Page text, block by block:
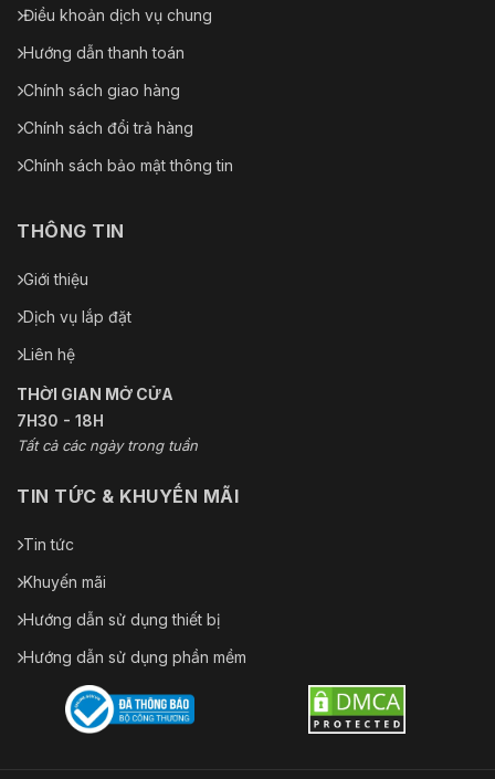
Điều khoản dịch vụ chung
Hướng dẫn thanh toán
Chính sách giao hàng
Chính sách đổi trả hàng
Chính sách bảo mật thông tin
THÔNG TIN
Giới thiệu
Dịch vụ lắp đặt
Liên hệ
THỜI GIAN MỞ CỬA
7H30 - 18H
Tất cả các ngày trong tuần
TIN TỨC & KHUYẾN MÃI
Tin tức
Khuyến mãi
Hướng dẫn sử dụng thiết bị
Hướng dẫn sử dụng phần mềm